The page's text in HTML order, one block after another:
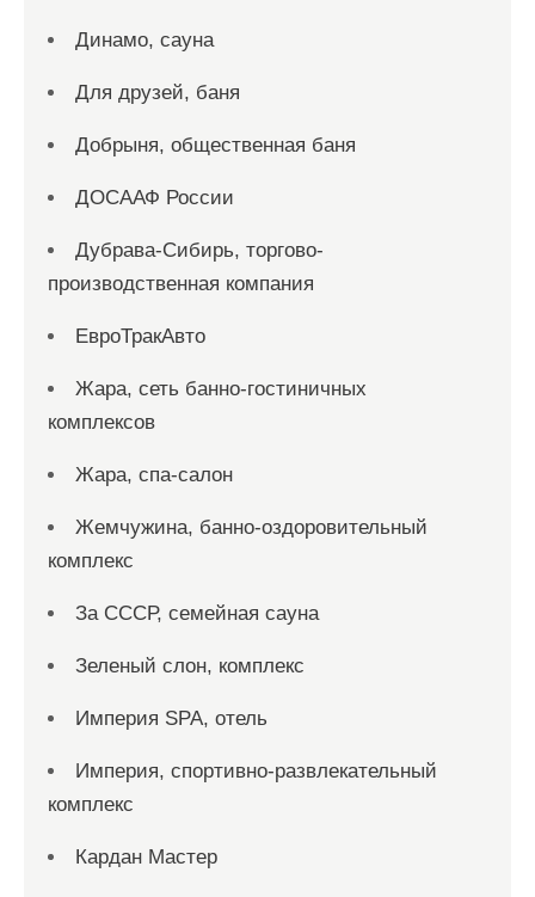
Динамо, сауна
Для друзей, баня
Добрыня, общественная баня
ДОСААФ России
Дубрава-Сибирь, торгово-
производственная компания
ЕвроТракАвто
Жара, сеть банно-гостиничных
комплексов
Жара, спа-салон
Жемчужина, банно-оздоровительный
комплекс
За СССР, семейная сауна
Зеленый слон, комплекс
Империя SPA, отель
Империя, спортивно-развлекательный
комплекс
Кардан Мастер